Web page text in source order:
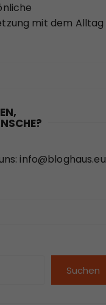
mit dem Alltag
info@bloghaus.eu
Suchen